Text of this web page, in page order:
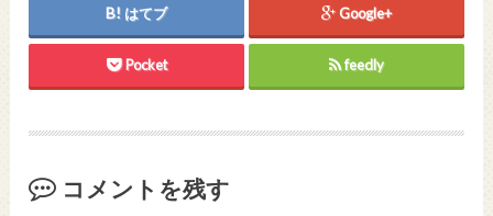
はてブ Google+
Pocket feedly
コメントを残す